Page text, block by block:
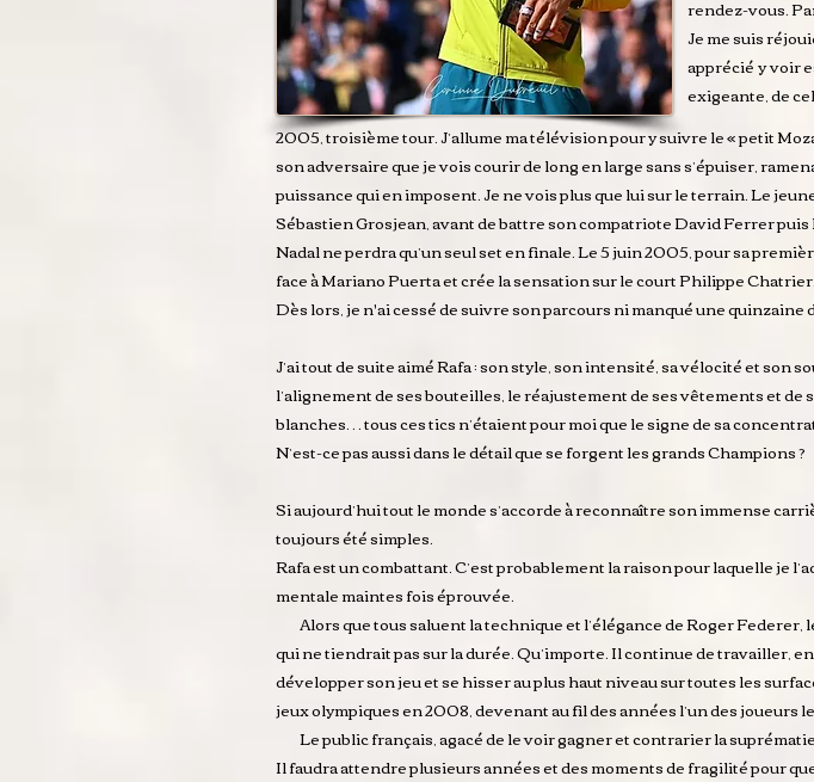
rendez-vous.
Je me suis
apprécié y voir
exigeante, de
2005, troisième tour. J’allume ma télévision pour y suivre le « petit
son adversaire que je vois courir de long en large sans s’épuiser,
puissance qui en imposent. Je ne vois plus que lui sur le terrain. Le
Sébastien Grosjean, avant de battre son compatriote David Ferrer
Nadal ne perdra qu’un seul set en finale. Le 5 juin 2005, pour sa
face à Mariano Puerta et crée la sensation sur le court Philippe
Dès lors, je n'ai cessé de suivre son parcours ni manqué une
J’ai tout de suite aimé Rafa : son style, son intensité, sa vélocité et
l’alignement de ses bouteilles, le réajustement de ses vêtements et
blanches… tous ces tics n’étaient pour moi que le signe de sa
N’est-ce pas aussi dans le détail que se forgent les grands Champions ?
Si aujourd’hui tout le monde s’accorde à reconnaître son immense
toujours été simples.
Rafa est un combattant. C’est probablement la raison pour laquelle je
mentale maintes fois éprouvée.
Alors que tous saluent la technique et l’élégance de Roger
qui ne tiendrait pas sur la durée. Qu’importe. Il continue de travailler,
développer son jeu et se hisser au plus haut niveau sur toutes les
jeux olympiques en 2008, devenant au fil des années l’un des joueurs
Le public français, agacé de le voir gagner et contrarier la
Il faudra attendre plusieurs années et des moments de fragilité pour